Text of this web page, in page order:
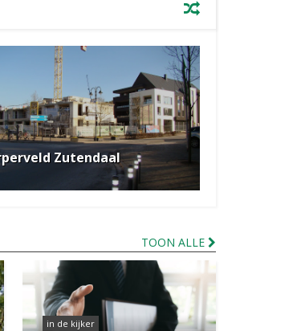
Zutendaal
TOON ALLE
in de kijker